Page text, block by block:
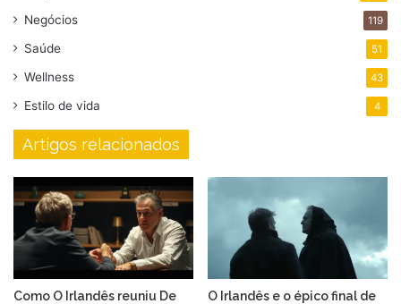
Negócios 119
Saúde 51
Wellness 43
Estilo de vida 4
Artigos relacionados
Como O Irlandês reuniu De
O Irlandês e o épico final de